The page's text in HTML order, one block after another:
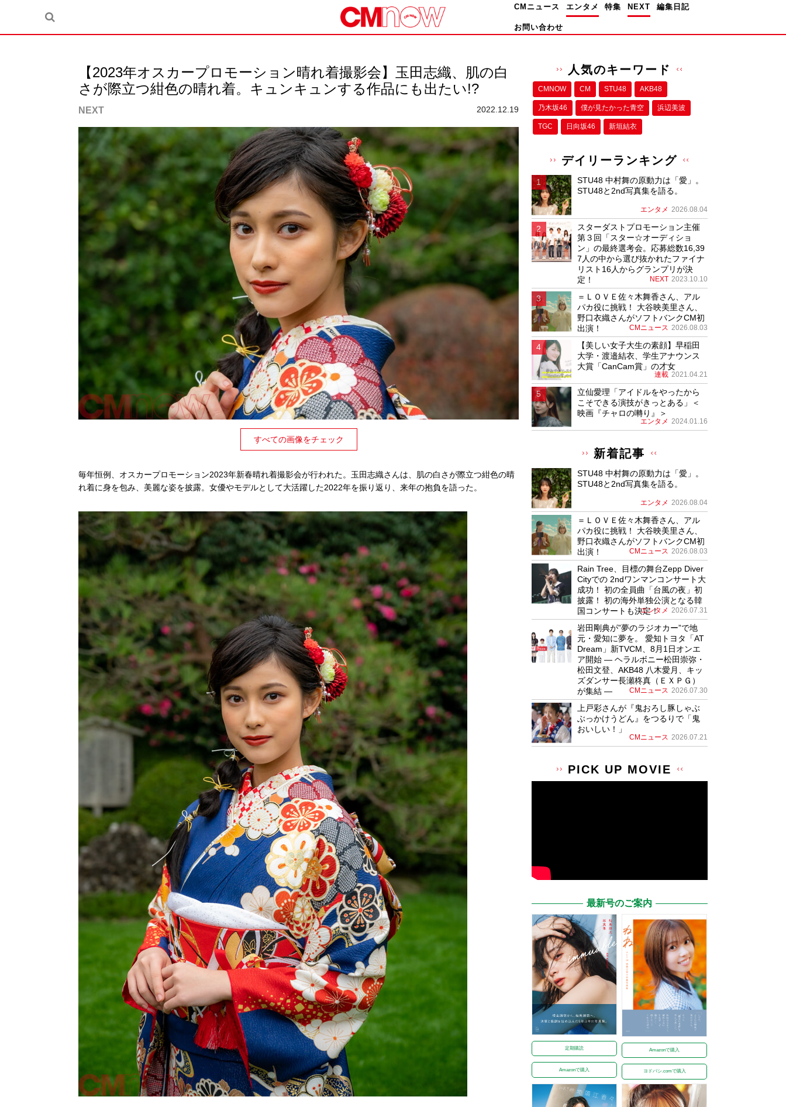
CMニュース エンタメ 特集 NEXT 編集日記
お問い合わせ
【2023年オスカープロモーション晴れ着撮影会】玉田志織、肌の白
さが際立つ紺色の晴れ着。キュンキュンする作品にも出たい!?
NEXT 2022.12.19
すべての画像をチェック
毎年恒例、オスカープロモーション2023年新春晴れ着撮影会が行われた。玉田志織さんは、肌の白さが際立つ紺色の晴
れ着に身を包み、美麗な姿を披露。女優やモデルとして大活躍した2022年を振り返り、来年の抱負を語った。
人気のキーワード
CMNOW CM STU48 AKB48
乃木坂46 僕が⾒たかった⻘空 浜辺美波
TGC 日向坂46 新垣結衣
デイリーランキング
STU48 中村舞の原動力は「愛」。
STU48と2nd写真集を語る。
エンタメ 2026.08.04
スターダストプロモーション主催
第３回「スター☆オーディショ
ン」の最終選考会。応募総数16,39
7人の中から選び抜かれたファイナ
リスト16人からグランプリが決
定！
NEXT 2023.10.10
＝ＬＯＶＥ佐々木舞香さん、アル
パカ役に挑戦！ 大谷映美里さん、
野口衣織さんがソフトバンクCM初
出演！
CMニュース 2026.08.03
【美しい女子大生の素顔】早稲田
大学・渡邉結衣、学生アナウンス
大賞「CanCam賞」の才女
連載 2021.04.21
立仙愛理「アイドルをやったから
こそできる演技がきっとある」＜
映画『チャロの囀り』＞
エンタメ 2024.01.16
新着記事
STU48 中村舞の原動力は「愛」。
STU48と2nd写真集を語る。
エンタメ 2026.08.04
＝ＬＯＶＥ佐々木舞香さん、アル
パカ役に挑戦！ 大谷映美里さん、
野口衣織さんがソフトバンクCM初
出演！
CMニュース 2026.08.03
Rain Tree、目標の舞台Zepp Diver
Cityでの 2ndワンマンコンサート大
成功！ 初の全員曲「台風の夜」初
披露！ 初の海外単独公演となる韓
国コンサートも決定！
エンタメ 2026.07.31
岩田剛典が”夢のラジオカー”で地
元・愛知に夢を。 愛知トヨタ「AT
Dream」新TVCM、8月1日オンエ
ア開始 ― ヘラルボニー松田崇弥・
松田文登、AKB48 八木愛月、キッ
ズダンサー長瀬柊真（ＥＸＰＧ）
が集結 ―
CMニュース 2026.07.30
上戸彩さんが『鬼おろし豚しゃぶ
ぶっかけうどん』をつるりで「鬼
おいしい！」
CMニュース 2026.07.21
PICK UP MOVIE
最新号のご案内
定期購読
Amazonで購入
Amazonで購入
ヨドバシ.comで購入